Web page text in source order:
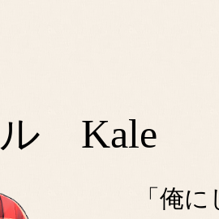
Kale
「俺